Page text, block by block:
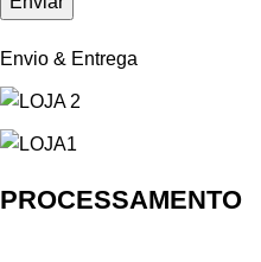
Envio & Entrega
PROCESSAMENTO